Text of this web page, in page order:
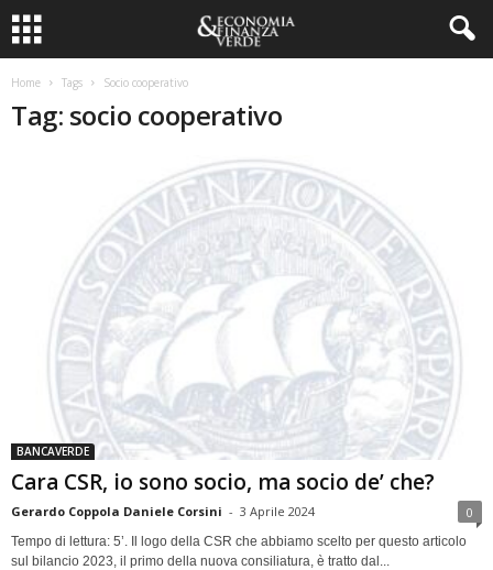
Home Tags Socio cooperativo
Tag: socio cooperativo
BANCAVERDE
Cara CSR, io sono socio, ma socio de’ che?
Gerardo Coppola Daniele Corsini - 3 Aprile 2024 0
Tempo di lettura: 5’. Il logo della CSR che abbiamo scelto per questo articolo
sul bilancio 2023, il primo della nuova consiliatura, è tratto dal...